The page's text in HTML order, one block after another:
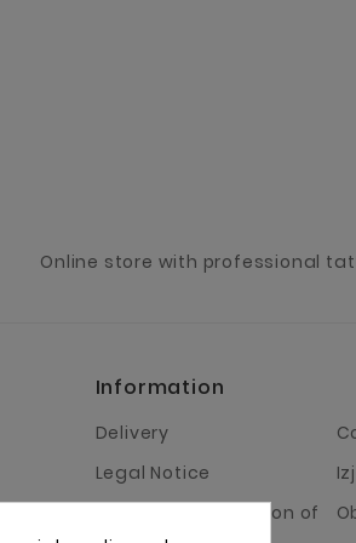
Online store with professional
Information
Delivery
Legal Notice
Terms and Condition of
Business